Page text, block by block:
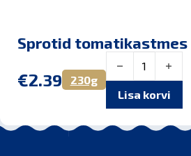
Sprotid tomatikastmes
€2.39 230g
Lisa korvi